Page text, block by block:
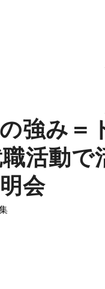
強み＝
活動
会